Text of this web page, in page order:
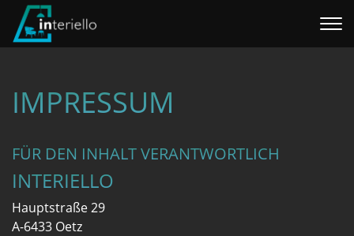
Interieur
Referenzen
IMPRESSUM
FÜR DEN INHALT VERANTWORTLICH
INTERIELLO
Hauptstraße 29
A-6433 Oetz